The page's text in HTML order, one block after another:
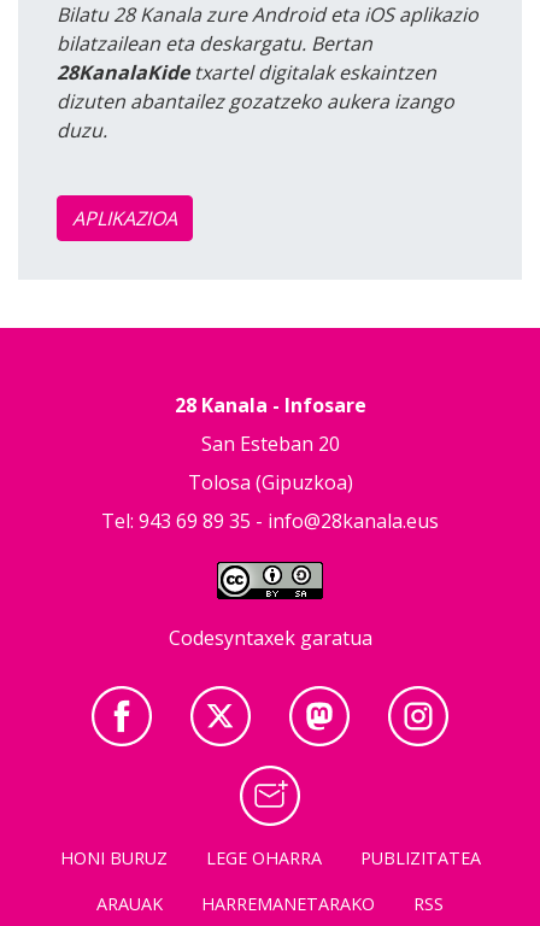
Bilatu 28 Kanala zure Android eta iOS aplikazio
bilatzailean eta deskargatu. Bertan
28KanalaKidetxartel digitalak eskaintzen
dizuten abantailez gozatzeko aukera izango
duzu.
APLIKAZIOA
28 Kanala - Infosare
San Esteban 20
Tolosa (Gipuzkoa)
Tel: 943 69 89 35 - info@28kanala.eus
Codesyntaxek garatua
HONI BURUZ LEGE OHARRA
PUBLIZITATEA
ARAUAK
HARREMANETARAKO RSS